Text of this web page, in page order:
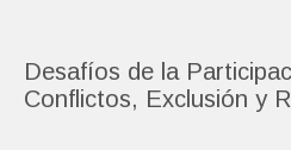
Desafíos de la
Conflictos, Exclusión y